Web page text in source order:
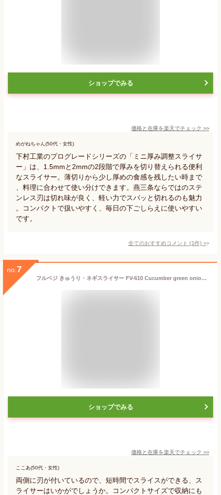
ショップでみる
価格と在庫を楽天でチェック >>
めがねちゃん(50代・女性)
下村工業のプログレードシリーズの「ミニ厚み調整スライサ
ー」は、1.5mmと2mmの2段階で厚みを切り替えられる便利
なスライサー。薄切りから少し厚めの食感を残したい時まで
、料理に合わせて使い分けできます。燕三条ならではのステ
ンレス刃は切れ味が良く、軽い力でスパッと切れるのも魅力
。コンパクトで扱いやすく、毎日の下ごしらえに使いやすい
です。
全てのおすすめコメント (1件) >
no. 7
フルベジ きゅうり・ネギスライサー FV-610 Cucumber green onion slicer
ショップでみる
価格と在庫を楽天でチェック >>
ここあ(50代・女性)
両側に刃が付いているので、短時間でスライスができる、ス
ライサーはいかがでしょうか。コンパクトサイズで収納にも